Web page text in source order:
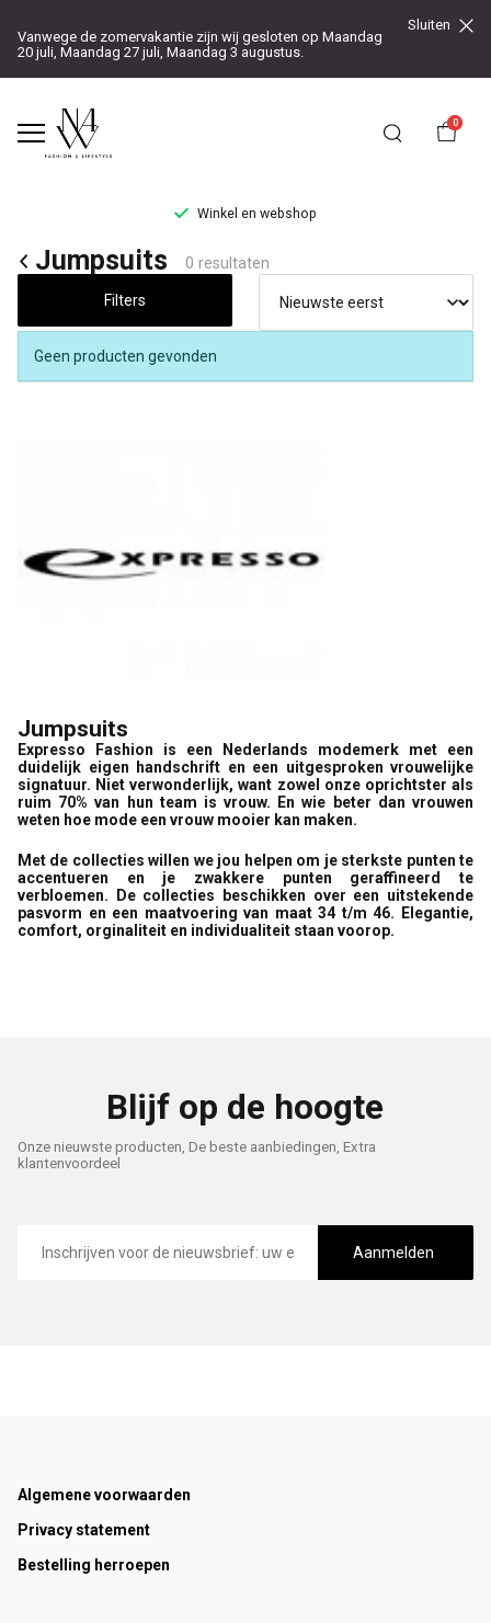
Vanwege de zomervakantie zijn wij gesloten op Maandag
20 juli, Maandag 27 juli, Maandag 3 augustus.
Sluiten
0
Winkel en webshop
Jumpsuits
Noteboom
4
Jumpsuits 0 resultaten
Filters
Geen producten gevonden
Jumpsuits
Expresso Fashion is een Nederlands modemerk met een
duidelijk eigen handschrift en een uitgesproken vrouwelijke
signatuur. Niet verwonderlijk, want zowel onze oprichtster als
ruim 70% van hun team is vrouw. En wie beter dan vrouwen
weten hoe mode een vrouw mooier kan maken.
Met de collecties willen we jou helpen om je sterkste punten te
accentueren en je zwakkere punten geraffineerd te
verbloemen. De collecties beschikken over een uitstekende
pasvorm en een maatvoering van maat 34 t/m 46. Elegantie,
comfort, orginaliteit en individualiteit staan voorop.
Blijf op de hoogte
Onze nieuwste producten, De beste aanbiedingen, Extra
klantenvoordeel
mailadres
Aanmelden
Footer
Algemene voorwaarden
Privacy statement
Bestelling herroepen